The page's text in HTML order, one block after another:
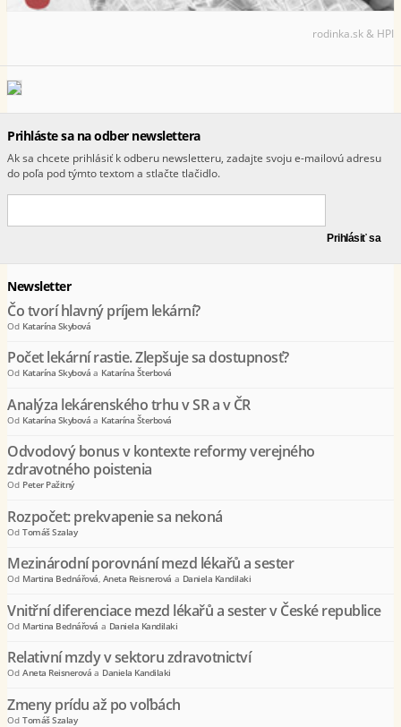
rodinka.sk & HPI
Prihláste sa na odber newslettera
Ak sa chcete prihlásiť k odberu newsletteru, zadajte svoju e-mailovú adresu
do poľa pod týmto textom a stlačte tlačidlo.
Newsletter
Čo tvorí hlavný príjem lekární?
Od Katarína Skybová
Počet lekární rastie. Zlepšuje sa dostupnosť?
Od Katarína Skybová a Katarína Šterbová
Analýza lekárenského trhu v SR a v ČR
Od Katarína Skybová a Katarína Šterbová
Odvodový bonus v kontexte reformy verejného
zdravotného poistenia
Od Peter Pažitný
Rozpočet: prekvapenie sa nekoná
Od Tomáš Szalay
Mezinárodní porovnání mezd lékařů a sester
Od Martina Bednářová, Aneta Reisnerová a Daniela Kandilaki
Vnitřní diferenciace mezd lékařů a sester v České republice
Od Martina Bednářová a Daniela Kandilaki
Relativní mzdy v sektoru zdravotnictví
Od Aneta Reisnerová a Daniela Kandilaki
Zmeny prídu až po voľbách
Od Tomáš Szalay